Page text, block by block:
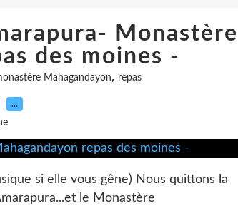
Monastère
des moines -
Mahagandayon, repas
…
si elle vous gêne) Nous quittons la
le Monastère